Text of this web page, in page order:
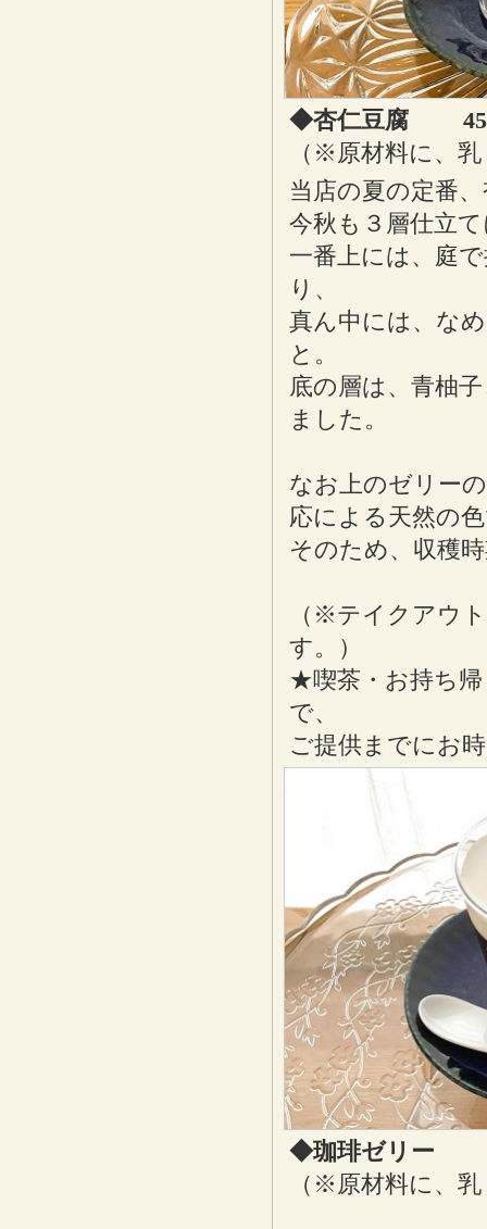
◆杏仁豆腐
（※原材料に、
当店の夏の定番
今秋も３層仕立
一番上には、庭
り、
真ん中には、な
と。
底の層は、青柚
ました。
なお上のゼリー
応による天然の
そのため、収穫
（※テイクアウ
す。）
★喫茶・お持ち
で、
ご提供までにお
◆珈琲ゼリー
（※原材料に、